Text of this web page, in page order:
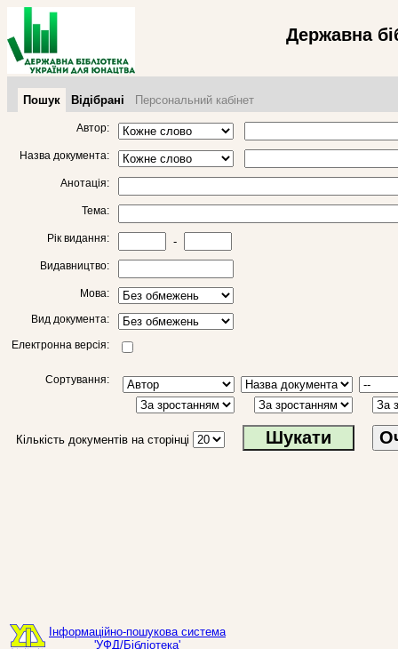
Державна
Пошук Відібрані Персональний кабінет
Автор:
Назва документа:
Анотація:
Тема:
Рік видання: -
Видавництво:
Мова:
Вид документа:
Електронна версія:
Сортування:
Кількість документів на сторінці
Інформаційно-пошукова система
'УФД/Бібліотека'